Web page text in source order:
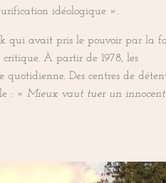
idéologique ».
qui avait pris le pouvoir par la
critique. À partir de 1978, les
Des centres de
: « Mieux vaut tuer un